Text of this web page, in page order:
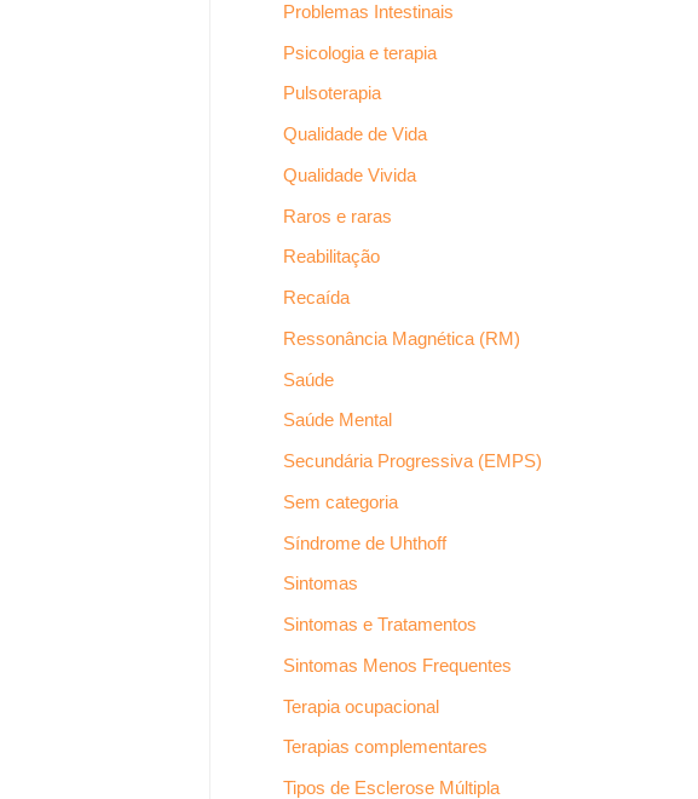
Problemas Intestinais
Psicologia e terapia
Pulsoterapia
Qualidade de Vida
Qualidade Vivida
Raros e raras
Reabilitação
Recaída
Ressonância Magnética (RM)
Saúde
Saúde Mental
Secundária Progressiva (EMPS)
Sem categoria
Síndrome de Uhthoff
Sintomas
Sintomas e Tratamentos
Sintomas Menos Frequentes
Terapia ocupacional
Terapias complementares
Tipos de Esclerose Múltipla